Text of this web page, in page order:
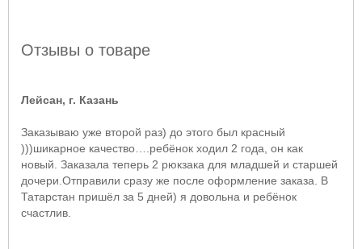
Отзывы о товаре
Лейсан, г. Казань
Заказываю уже второй раз) до этого был красный
)))шикарное качество….ребёнок ходил 2 года, он как
новый. Заказала теперь 2 рюкзака для младшей и старшей
дочери.Отправили сразу же после оформление заказа. В
Татарстан пришёл за 5 дней) я довольна и ребёнок
счастлив.